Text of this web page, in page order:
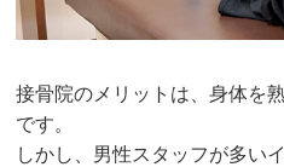
接骨院のメリットは、身体を
です。
しかし、男性スタッフが多い